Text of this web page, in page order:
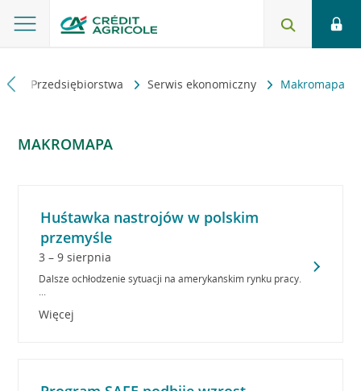
Przedsiębiorstwa Serwis ekonomiczny Makromapa
MAKROMAPA
Huśtawka nastrojów w polskim
przemyśle
3 – 9 sierpnia
Dalsze ochłodzenie sytuacji na amerykańskim rynku pracy.
...
Więcej